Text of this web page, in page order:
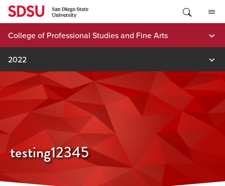
Skip
content
College of Professional Studies and Fine Arts
2022
testing12345